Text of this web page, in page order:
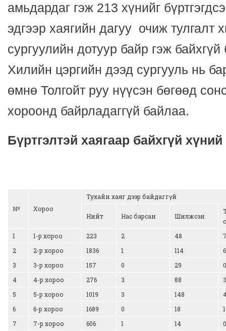
амьдардаг гэж 213 хүнийг
эдгээр хаягийн дагуу очиж тулгалт
сургуулийн дотуур байр гэж
Хилийн цэргийн дээд сургууль нь
өмнө Толгойт руу нүүсэн бөгөөд
хороонд байрладаггүй байлаа.
Бүртгэлтэй хаягаар байхгүй хүний
№ Хороо
Тухайн хаяг дээр байдаггүй
Нийт Нас барсан Шилжсэн
1
1-р хороо 223 2 48
2
2-р хороо 1836 1 114
3
3-р хороо 157 0 29
0
4
4-р хороо 276 3 88
5
5-р хороо 1019 3 148
6
6-р хороо 1689 0 18
7
7-р хороо 606 1 14
0